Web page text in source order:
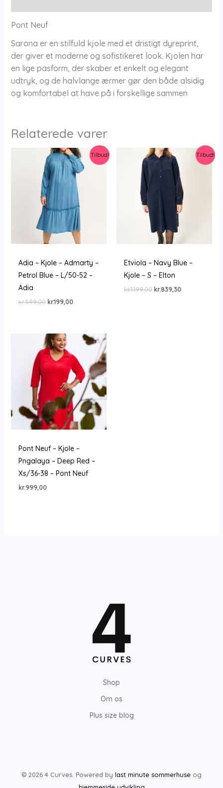
Pont
Neuf
antal
Pont Neuf
Sarona er en stilfuld kjole med et dristigt dyreprint,
der giver et moderne og sofistikeret look. Kjolen har
en lige pasform, der skaber et enkelt og elegant
udtryk, og de halvlange ærmer gør den både alsidig
og komfortabel at have på i forskellige sammen
Relaterede varer
Tilbud!
Adia – Kjole – Admarty –
Petrol Blue – L/50-52 –
Adia
kr.599,00 Den
kr.599,00.
kr.199,00Den
kr.199,00.
Tilbud!
Etviola – Navy Blue –
Kjole – S – Elton
kr.1.199,00 Den
kr.839,30Den
Pont Neuf – Kjole –
Pngalaya – Deep Red –
Xs/36-38 – Pont Neuf
kr.999,00
Shop
Om os
Plus size blog
© 2026 4 Curves. Powered by last minute sommerhuse og